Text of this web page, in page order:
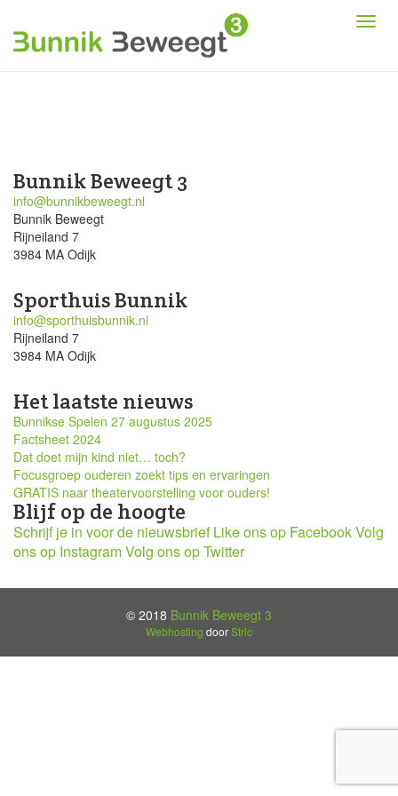
Bunnik Beweegt 3
info@bunnikbeweegt.nl
Bunnik Beweegt
Rijneiland 7
3984 MA Odijk
Sporthuis Bunnik
info@sporthuisbunnik.nl
Rijneiland 7
3984 MA Odijk
Het laatste nieuws
Bunnikse Spelen 27 augustus 2025
Factsheet 2024
Dat doet mijn kind niet… toch?
Focusgroep ouderen zoekt tips en ervaringen
GRATIS naar theatervoorstelling voor ouders!
Blijf op de hoogte
Schrijf je in voor de nieuwsbrief Like ons op FacebookVolg
ons op InstagramVolg ons op Twitter
© 2018 Bunnik Beweegt 3
Webhosting doorStric